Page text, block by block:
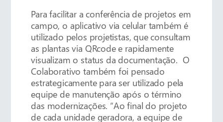
Para facilitar a conferência de projetos em
campo, o aplicativo via celular também é
utilizado pelos projetistas, que consultam
as plantas via QRcode e rapidamente
visualizam o status da documentação. O
Colaborativo também foi pensado
estrategicamente para ser utilizado pela
equipe de manutenção após o término
das modernizações. “Ao final do projeto
de cada unidade geradora, a equipe de